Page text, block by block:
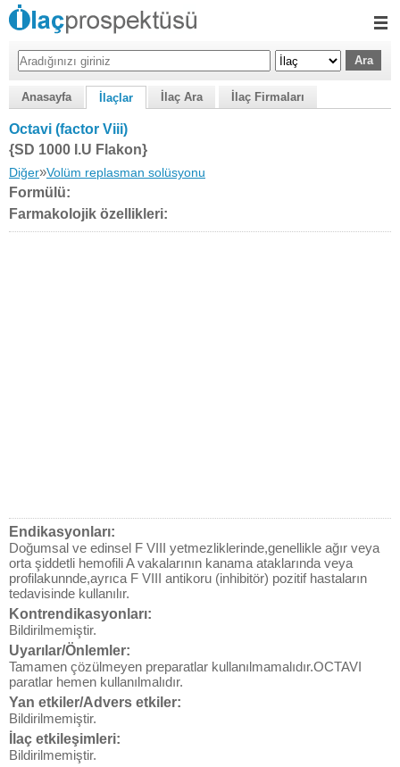
Anasayfa İlaçlar İlaç Ara İlaç Firmaları
Octavi (factor Viii)
{SD 1000 I.U Flakon}
Diğer»Volüm replasman solüsyonu
Formülü:
Farmakolojik özellikleri:
Endikasyonları:
Doğumsal ve edinsel F VIII yetmezliklerinde,genellikle ağır veya
orta şiddetli hemofili A vakalarının kanama ataklarında veya
profilakunnde,ayrıca F VIII antikoru (inhibitör) pozitif hastaların
tedavisinde kullanılır.
Kontrendikasyonları:
Bildirilmemiştir.
Uyarılar/Önlemler:
Tamamen çözülmeyen preparatlar kullanılmamalıdır.OCTAVI
paratlar hemen kullanılmalıdır.
Yan etkiler/Advers etkiler:
Bildirilmemiştir.
İlaç etkileşimleri:
Bildirilmemiştir.